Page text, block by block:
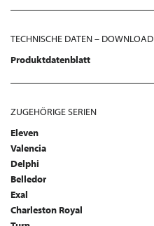
TECHNISCHE DATEN – DOWNLOAD
Produktdatenblatt
ZUGEHÖRIGE SERIEN
Eleven
Valencia
Delphi
Belledor
Exal
Charleston Royal